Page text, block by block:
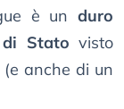
è un duro
di Stato visto
(e anche di un